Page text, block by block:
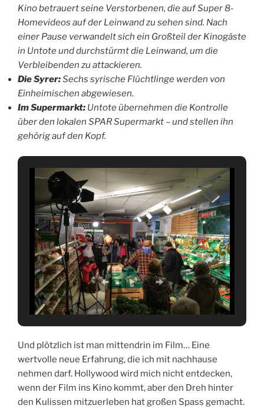
Kino betrauert seine Verstorbenen, die auf Super 8-
Homevideos auf der Leinwand zu sehen sind. Nach
einer Pause verwandelt sich ein Großteil der Kinogäste
in Untote und durchstürmt die Leinwand, um die
Verbleibenden zu attackieren.
Die Syrer:Sechs syrische Flüchtlinge werden von
Einheimischen abgewiesen.
Im Supermarkt: Untote übernehmen die Kontrolle
über den lokalen SPAR Supermarkt – und stellen ihn
gehörig auf den Kopf.
Und plötzlich ist man mittendrin im Film… Eine
wertvolle neue Erfahrung, die ich mit nachhause
nehmen darf. Hollywood wird mich nicht entdecken,
wenn der Film ins Kino kommt, aber den Dreh hinter
den Kulissen mitzuerleben hat großen Spass gemacht.